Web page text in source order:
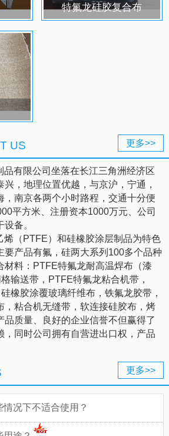
特氟龙硅胶复合布
更多>>
US
品有限公司坐落在长江三角洲经济区
，地理位置优越，与京沪，宁通，
，南京各两个小时路程，交通十分便
平方米、注册资本1000万元、公司
备。
烯（PTFE）和硅橡胶涂层制品为特色
要产品有氟，硅两大系列100多个品种
材料：PTFE特氟龙耐高温焊布（漆
输送带，PTFE特氟龙粘合机带，
橡胶涂覆玻璃纤维布，铁氟龙胶带，
，粘合机无缝带，软连接硅胶布，烤
品质量、良好的企业信誉不但赢得了
，同时公司拥有自营进出口权，产品
更多>>
况下不适合使用？